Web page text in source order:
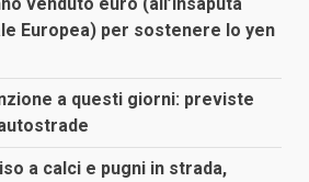
Europea) per sostenere lo yen
a questi giorni: previste
a calci e pugni in strada,